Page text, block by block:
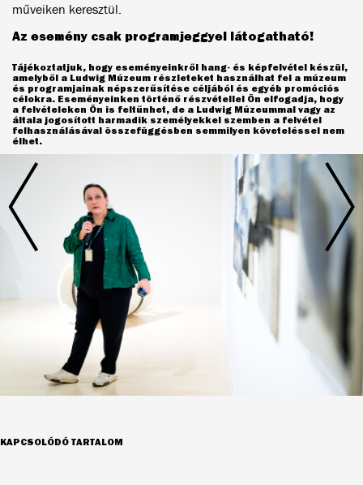
műveiken keresztül.
Az esemény csak programjeggyel látogatható!
Tájékoztatjuk, hogy eseményeinkről hang- és képfelvétel készül,
amelyből a Ludwig Múzeum részleteket használhat fel a múzeum
és programjainak népszerűsítése céljából és egyéb promóciós
célokra. Eseményeinken történő részvétellel Ön elfogadja, hogy
a felvételeken Ön is feltűnhet, de a Ludwig Múzeummal vagy az
általa jogosított harmadik személyekkel szemben a felvétel
felhasználásával összefüggésben semmilyen követeléssel nem
élhet.
KAPCSOLÓDÓ TARTALOM